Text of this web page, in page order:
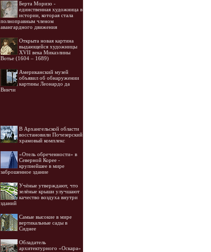
Берта Моризо -
единственная художница в
истории, которая стала
полноправным членом
авангардного движения
Открыта новая картина
выдающейся художницы
XVII века Микаэлины
Вотье (1604 – 1689)
Американский музей
объявил об обнаружении
картины Леонардо да
Винчи
В Архангельской области
восстановили Почезерский
храмовый комплекс
«Отель обреченности» в
Северной Корее -
крупнейшее в мире
заброшенное здание
Учёные утверждают, что
зелёные крыши улучшают
качество воздуха внутри
зданий
Самые высокие в мире
вертикальные сады в
Сиднее
Обладатель
архитектурного «Оскара»